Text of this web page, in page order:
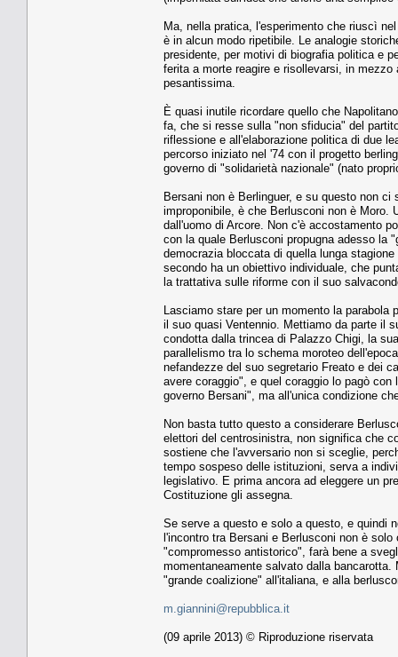
Ma, nella pratica, l'esperimento che riuscì
è in alcun modo ripetibile. Le analogie
presidente, per motivi di biografia politica e
ferita a morte reagire e risollevarsi, in
pesantissima.
È quasi inutile ricordare quello che
fa, che si resse sulla "non sfiducia" del
riflessione e all'elaborazione politica di due
percorso iniziato nel '74 con il progetto
governo di "solidarietà nazionale" (nato
Bersani non è Berlinguer, e su questo non
improponibile, è che Berlusconi non è Moro.
dall'uomo di Arcore. Non c'è accostamento
con la quale Berlusconi propugna adesso la
democrazia bloccata di quella lunga
secondo ha un obiettivo individuale, che
la trattativa sulle riforme con il suo
Lasciamo stare per un momento la
il suo quasi Ventennio. Mettiamo da parte il
condotta dalla trincea di Palazzo Chigi, la
parallelismo tra lo schema moroteo
nefandezze del suo segretario Freato e dei
avere coraggio", e quel coraggio lo pagò
governo Bersani", ma all'unica condizione
Non basta tutto questo a considerare
elettori del centrosinistra, non significa che
sostiene che l'avversario non si sceglie,
tempo sospeso delle istituzioni, serva a
legislativo. E prima ancora ad eleggere un
Costituzione gli assegna.
Se serve a questo e solo a questo, e quindi
l'incontro tra Bersani e Berlusconi non è
"compromesso antistorico", farà bene a
momentaneamente salvato dalla
"grande coalizione" all'italiana, e alla
m.giannini@repubblica.it
(09 aprile 2013) © Riproduzione riservata